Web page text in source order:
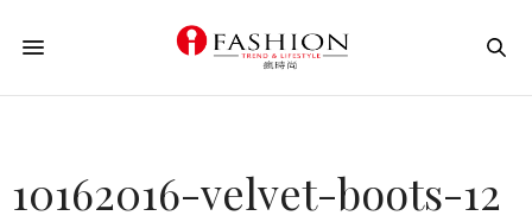
10162016-velvet-boots-12